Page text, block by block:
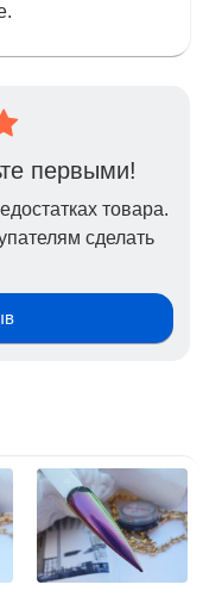
первыми!
товара.
сделать